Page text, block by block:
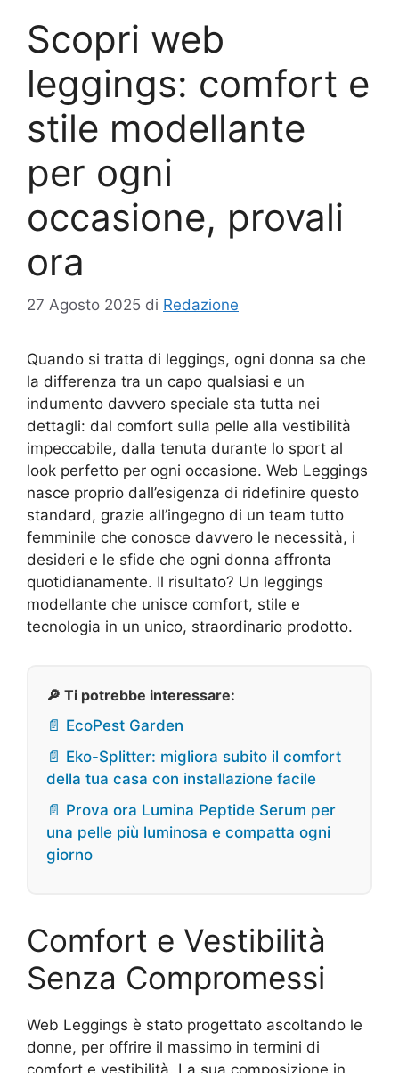
Scopri web
leggings: comfort e
stile modellante
per ogni
occasione, provali
ora
27 Agosto 2025 di Redazione
Quando si tratta di leggings, ogni donna sa che
la differenza tra un capo qualsiasi e un
indumento davvero speciale sta tutta nei
dettagli: dal comfort sulla pelle alla vestibilità
impeccabile, dalla tenuta durante lo sport al
look perfetto per ogni occasione. Web Leggings
nasce proprio dall’esigenza di ridefinire questo
standard, grazie all’ingegno di un team tutto
femminile che conosce davvero le necessità, i
desideri e le sfide che ogni donna affronta
quotidianamente. Il risultato? Un leggings
modellante che unisce comfort, stile e
tecnologia in un unico, straordinario prodotto.
🔎 Ti potrebbe interessare:
📄 EcoPest Garden
📄 Eko-Splitter: migliora subito il comfort
della tua casa con installazione facile
📄 Prova ora Lumina Peptide Serum per
una pelle più luminosa e compatta ogni
giorno
Comfort e Vestibilità
Senza Compromessi
Web Leggings è stato progettato ascoltando le
donne, per offrire il massimo in termini di
comfort e vestibilità. La sua composizione in